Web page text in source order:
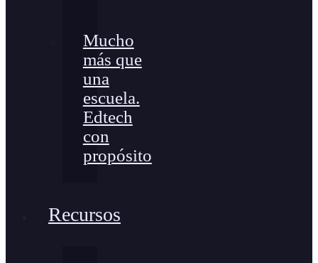
Mucho
más que
una
escuela.
Edtech
con
propósito
Recursos